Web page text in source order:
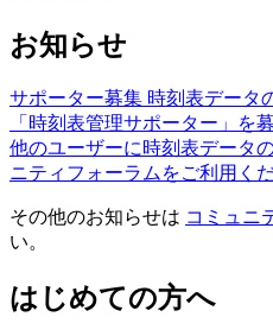
お知らせ
サポーター募集 時刻表データ
「時刻表管理サポーター」を
他のユーザーに時刻表データ
ニティフォーラムをご利用くだ
その他のお知らせは コミュニ
い。
はじめての方へ